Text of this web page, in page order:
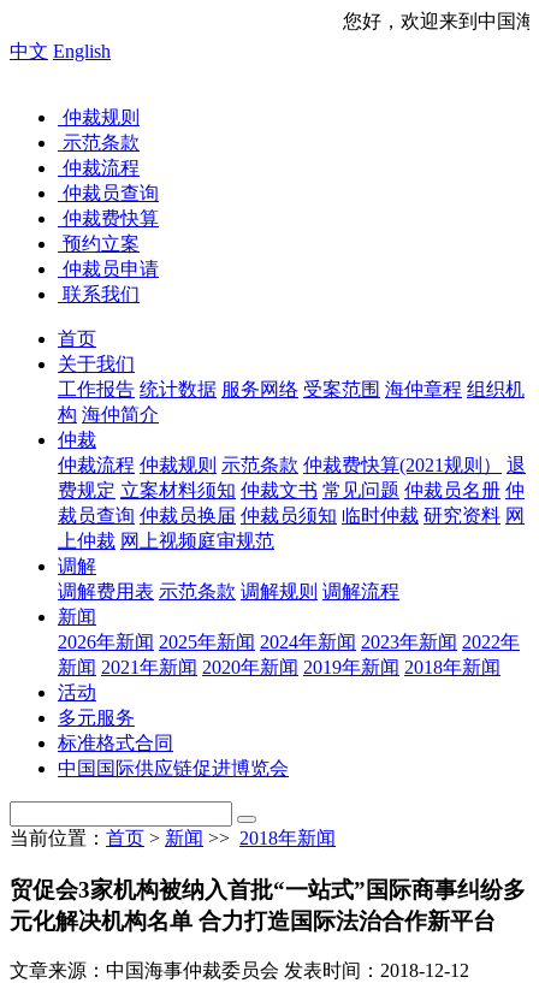
您好，欢迎来到中国海事仲裁委员会
中文 English
仲裁规则
示范条款
仲裁流程
仲裁员查询
仲裁费快算
预约立案
仲裁员申请
联系我们
首页
关于我们
工作报告 统计数据 服务网络 受案范围 海仲章程 组织机
构 海仲简介
仲裁
仲裁流程 仲裁规则 示范条款 仲裁费快算(2021规则）
退
费规定 立案材料须知 仲裁文书 常见问题 仲裁员名册 仲
裁员查询 仲裁员换届 仲裁员须知 临时仲裁 研究资料 网
上仲裁 网上视频庭审规范
调解
调解费用表 示范条款 调解规则 调解流程
新闻
2026年新闻 2025年新闻 2024年新闻 2023年新闻 2022年
新闻 2021年新闻 2020年新闻 2019年新闻 2018年新闻
活动
多元服务
标准格式合同
中国国际供应链促进博览会
当前位置： 首页 > 新闻 >> 2018年新闻
贸促会3家机构被纳入首批“一站式”国际商事纠纷多
元化解决机构名单 合力打造国际法治合作新平台
文章来源：中国海事仲裁委员会 发表时间：2018-12-12